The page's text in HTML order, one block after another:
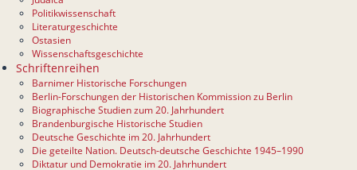
Politikwissenschaft
Literaturgeschichte
Ostasien
Wissenschaftsgeschichte
Schriftenreihen
Barnimer Historische Forschungen
Berlin-Forschungen der Historischen Kommission zu Berlin
Biographische Studien zum 20. Jahrhundert
Brandenburgische Historische Studien
Deutsche Geschichte im 20. Jahrhundert
Die geteilte Nation. Deutsch-deutsche Geschichte 1945–1990
Diktatur und Demokratie im 20. Jahrhundert